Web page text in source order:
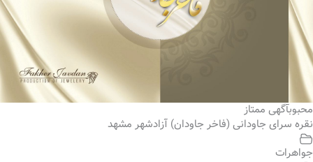
محبوبآگهی ممتاز
نقره سرای جاودانی (فاخر جاودان) آزادشهر مشهد
جواهرات